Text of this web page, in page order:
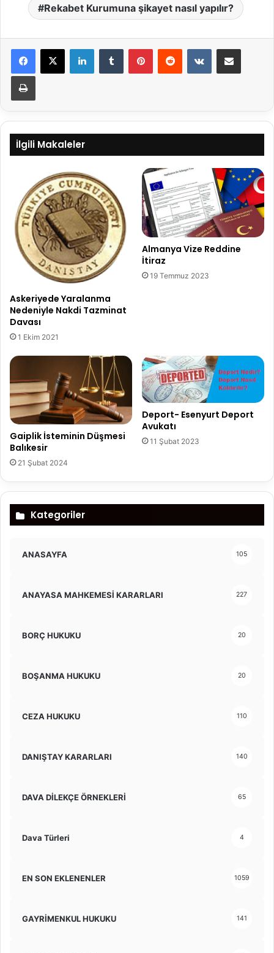
Rekabet Kurumuna şikayet nasıl yapılır?
LinkedInTumblr PinterestReddit VKontakteE-Posta ile paylaş
Yazdır
İlgili Makaleler
Askeriyede Yaralanma
Nedeniyle Nakdi Tazminat
Davası
1 Ekim 2021
Almanya Vize Reddine
İtiraz
19 Temmuz 2023
Gaiplik İsteminin Düşmesi
Balıkesir
21 Şubat 2024
Deport- Esenyurt Deport
Avukatı
11 Şubat 2023
Kategoriler
ANASAYFA 105
ANAYASA MAHKEMESİ KARARLARI 227
BORÇ HUKUKU 20
BOŞANMA HUKUKU 20
CEZA HUKUKU 110
DANIŞTAY KARARLARI 140
DAVA DİLEKÇE ÖRNEKLERİ 65
Dava Türleri 4
EN SON EKLENENLER 1059
GAYRİMENKUL HUKUKU 141